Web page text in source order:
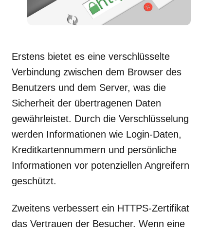
Erstens bietet es eine verschlüsselte
Verbindung zwischen dem Browser des
Benutzers und dem Server, was die
Sicherheit der übertragenen Daten
gewährleistet. Durch die Verschlüsselung
werden Informationen wie Login-Daten,
Kreditkartennummern und persönliche
Informationen vor potenziellen Angreifern
geschützt.
Zweitens verbessert ein HTTPS-Zertifikat
das Vertrauen der Besucher. Wenn eine